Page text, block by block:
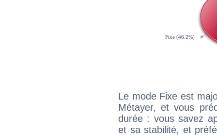
Le mode Fixe est
Métayer, et vous
durée : vous savez
et sa stabilité, et